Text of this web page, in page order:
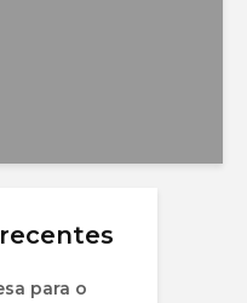
para o